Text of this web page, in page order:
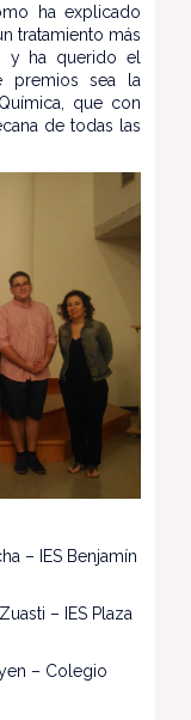
ha explicado
tratamiento más
y ha querido el
premios sea la
que con
de todas las
– IES Benjamín
– IES Plaza
– Colegio